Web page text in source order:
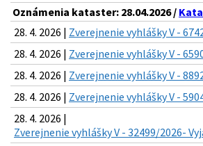
Oznámenia kataster: 28.04.2026 /
28. 4. 2026 | Zverejnenie vyhlášky V -
28. 4. 2026 | Zverejnenie vyhlášky V -
28. 4. 2026 | Zverejnenie vyhlášky V -
28. 4. 2026 | Zverejnenie vyhlášky V -
28. 4. 2026 |
Zverejnenie vyhlášky V - 32499/2026-